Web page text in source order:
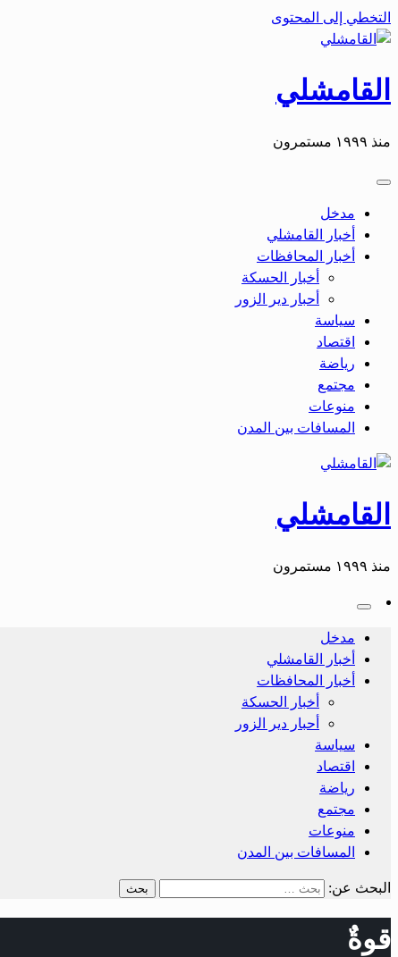
التخطي إلى المحتوى
القامشلي
منذ ١٩٩٩ مستمرون
مدخل
أخبار القامشلي
أخبار المحافظات
أخبار الحسكة
أحبار دير الزور
سياسة
اقتصاد
رياضة
مجتمع
منوعات
المسافات بين المدن
القامشلي
منذ ١٩٩٩ مستمرون
مدخل
أخبار القامشلي
أخبار المحافظات
أخبار الحسكة
أحبار دير الزور
سياسة
اقتصاد
رياضة
مجتمع
منوعات
المسافات بين المدن
البحث عن:
قوةٌ